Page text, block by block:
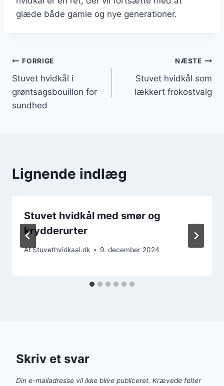
glæde både gamle og nye generationer.
Indlægsnavigation
FORRIGE
Stuvet hvidkål i
grøntsagsbouillon for
sundhed
NÆSTE
Stuvet hvidkål som
lækkert frokostvalg
Lignende indlæg
Stuvet hvidkål med smør og
krydderurter
AfStuvethvidkaal.dk 9. december 2024
Skriv et svar
Din e-mailadresse vil ikke blive publiceret. Krævede felter